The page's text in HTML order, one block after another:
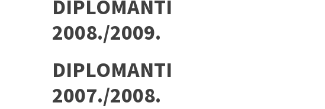
DIPLOMANTI
2008./2009.
DIPLOMANTI
2007./2008.